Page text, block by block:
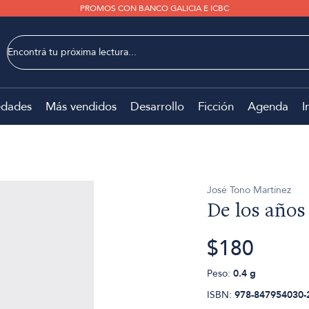
PROMOS CON BANCO GALICIA E ICBC
Más vendidos Desarrollo Ficción Agenda
José Tono Martínez
De los
$180
Peso: 0.4 g
ISBN: 978-847954030-